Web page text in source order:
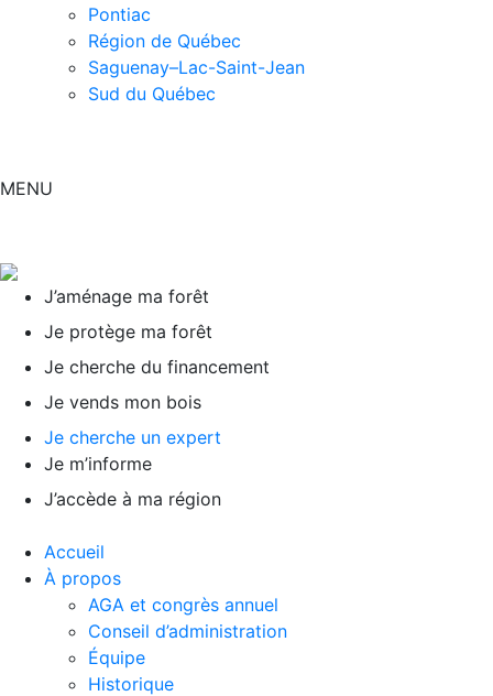
Pontiac
Région de Québec
Saguenay–Lac-Saint-Jean
Sud du Québec
MENU
J’aménage ma forêt
Je protège ma forêt
Je cherche du financement
Je vends mon bois
Je cherche un expert
Je m’informe
J’accède à ma région
Accueil
À propos
AGA et congrès annuel
Conseil d’administration
Équipe
Historique